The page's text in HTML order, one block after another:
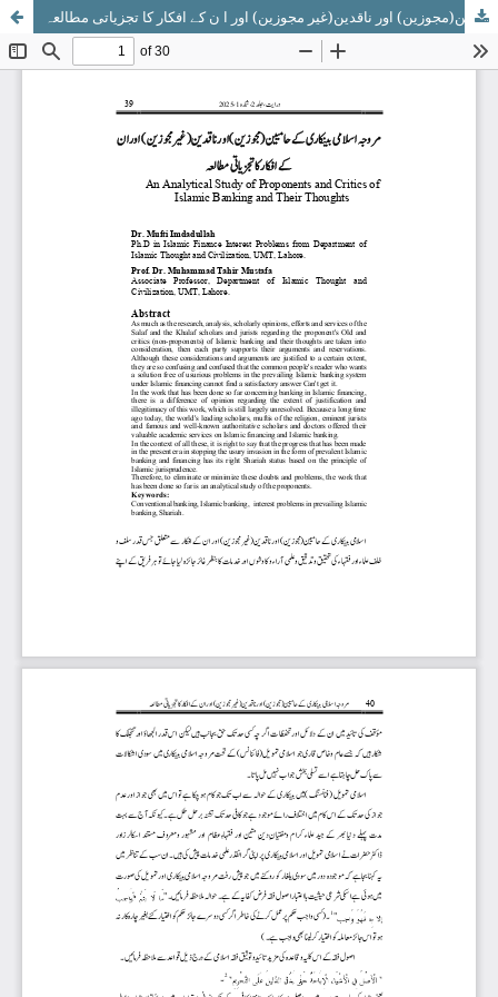
مروجہ اسلامی بینکاری کے حامیین(مجوزین) اور ناقدین(غیر مجوزین) اور ا ن کے افکار کا تجزیاتی مطالعہ